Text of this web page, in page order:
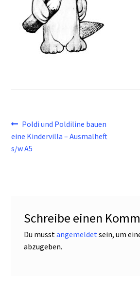
Beitragsnavigation
Vorheriger
Beitrag:
Poldi und Poldiline bauen
eine Kindervilla – Ausmalheft
s/w A5
Schreibe einen
Du musst angemeldet sein, um
abzugeben.